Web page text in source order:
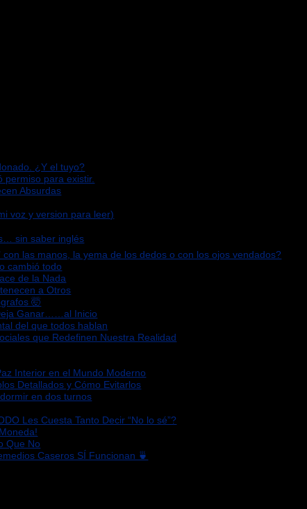
¿Y el tuyo?
permiso para existir.
Absurdas
voz y version para leer)
sin saber inglés
las manos, la yema de los dedos o con los ojos vendados?
cambió todo
de la Nada
a Otros
🤯
Ganar……al Inicio
del que todos hablan
que Redefinen Nuestra Realidad
Interior en el Mundo Moderno
Detallados y Cómo Evitarlos
en dos turnos
Les Cuesta Tanto Decir “No lo sé”?
Que No
Caseros SÍ Funcionan 🍵